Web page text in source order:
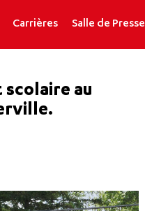
Carrières Salle de Presse
au